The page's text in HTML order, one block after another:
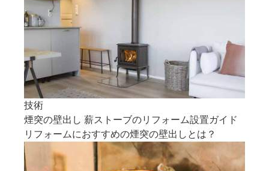
技術
煙突の壁出し 薪ストーブのリフォーム設置ガイド
リフォームにおすすめの煙突の壁出しとは？